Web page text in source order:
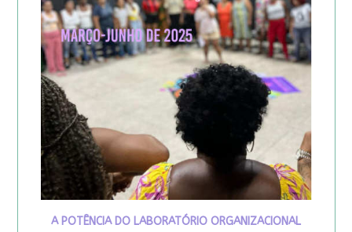
A POTÊNCIA DO LABORATÓRIO ORGANIZACIONAL